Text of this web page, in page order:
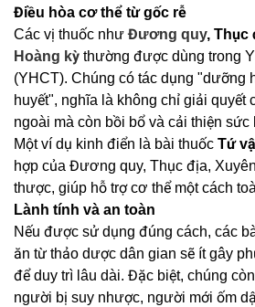
Điều hòa cơ thể từ gốc rễ
Các vị thuốc nhưĐương quy, Thục
Hoàng kỳ thường được dùng trong
(YHCT). Chúng có tác dụng "dưỡng
huyết", nghĩa là không chỉ giải quyết
ngoài mà còn bồi bổ và cải thiện sức
Một ví dụ kinh điển là bài thuốc Tứ
hợp của Đương quy, Thục địa,
thược, giúp hỗ trợ cơ thể một cách
Lành tính và an toàn
Nếu được sử dụng đúng cách, các
ăn từ thảo dược dân gian sẽ ít gây
để duy trì lâu dài. Đặc biệt, chúng
người bị suy nhược, người mới ốm